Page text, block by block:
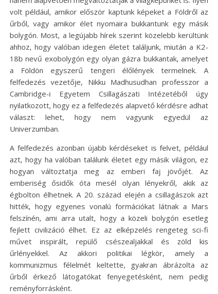
volt például, amikor először kaptunk képeket a Földről az
űrből, vagy amikor élet nyomaira bukkantunk egy másik
bolygón. Most, a legújabb hírek szerint közelebb kerültünk
ahhoz, hogy valóban idegen életet találjunk, miután a K2-
18b nevű exobolygón egy olyan gázra bukkantak, amelyet
a Földön egyszerű tengeri élőlények termelnek. A
felfedezés vezetője, Nikku Madhusudhan professzor a
Cambridge-i Egyetem Csillagászati Intézetéből úgy
nyilatkozott, hogy ez a felfedezés alapvető kérdésre adhat
választ: lehet, hogy nem vagyunk egyedül az
Univerzumban.
A felfedezés azonban újabb kérdéseket is felvet, például
azt, hogy ha valóban találunk életet egy másik világon, ez
hogyan változtatja meg az emberi faj jövőjét. Az
emberiség ősidők óta mesél olyan lényekről, akik az
égbolton élhetnek. A 20. század elején a csillagászok azt
hitték, hogy egyenes vonalú formációkat látnak a Mars
felszínén, ami arra utalt, hogy a közeli bolygón esetleg
fejlett civilizáció élhet. Ez az elképzelés rengeteg sci-fi
művet inspirált, repülő csészealjakkal és zöld kis
űrlényekkel. Az akkori politikai légkör, amely a
kommunizmus félelmét keltette, gyakran ábrázolta az
űrből érkező látogatókat fenyegetésként, nem pedig
reményforrásként.